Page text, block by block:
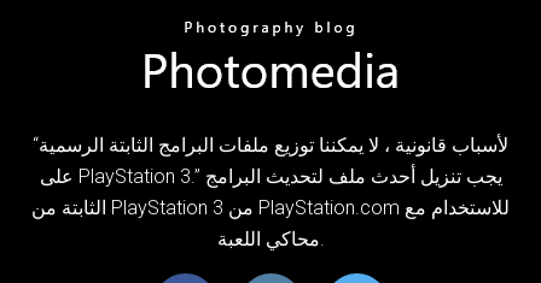
“لأسباب قانونية ، لا يمكننا توزيع ملفات البرامج الثابتة الرسمية
على PlayStation 3.” يجب تنزيل أحدث ملف لتحديث البرامج
الثابتة من PlayStation 3 من PlayStation.com للاستخدام مع